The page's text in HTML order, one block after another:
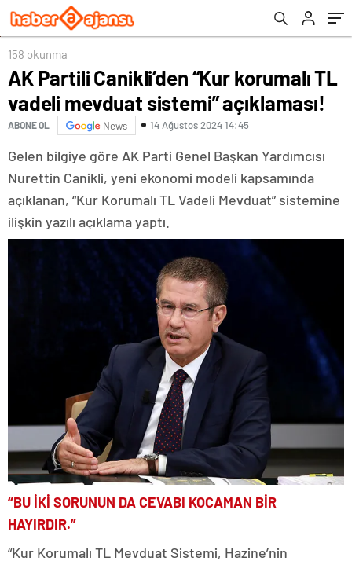
158 okunma
AK Partili Canikli’den “Kur korumalı TL
vadeli mevduat sistemi” açıklaması!
ABONE OL News 14 Ağustos 2024 14:45
Gelen bilgiye göre AK Parti Genel Başkan Yardımcısı
Nurettin Canikli, yeni ekonomi modeli kapsamında
açıklanan, “Kur Korumalı TL Vadeli Mevduat” sistemine
ilişkin yazılı açıklama yaptı.
“BU İKİ SORUNUN DA CEVABI KOCAMAN BİR
HAYIRDIR.”
“Kur Korumalı TL Mevduat Sistemi, Hazine’nin